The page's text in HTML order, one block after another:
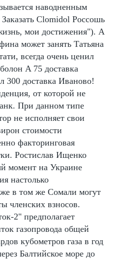
наводненным
Clomidol Россошь
мои достижения"). А
может занять Татьяна
всегда очень ценил
A 75 доставка
300 доставка Иваново!
от которой не
При данном типе
не исполняет свои
стоимости
факторинговая
Ростислав Ищенко
момент на Украине
настолько
в том же Сомали могут
членских взносов.
2" предполагает
газопровода общей
кубометров газа в год
Балтийское море до